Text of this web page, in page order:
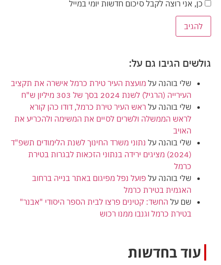
כן, אני רוצה לקבל סיכום חדשות יומי במייל
גולשים הגיבו גם על:
שלי בוהנה על מועצת העיר טירת כרמל אישרה את תקציב
העירייה (הרגיל) לשנת 2024 בסך של 303 מיליון ש"ח
שלי בוהנה על ראש העיר טירת כרמל, דודו כהן קורא
לראש הממשלה ולשרים לסיים את המשימה ולהכריע את
האויב
שלי בוהנה על נתוני משרד החינוך לשנת הלימודים תשפ"ד
(2024) מציגים ירידה בנתוני הזכאות לבגרות בטירת
כרמל
שלי בוהנה על פועל נפל מפיגום באתר בנייה ברחוב
האגמית בטירת כרמל
שם על החשד: קטינים פרצו לבית הספר היסודי "אבנר"
בטירת כרמל וגנבו ממנו רכוש
עוד בחדשות